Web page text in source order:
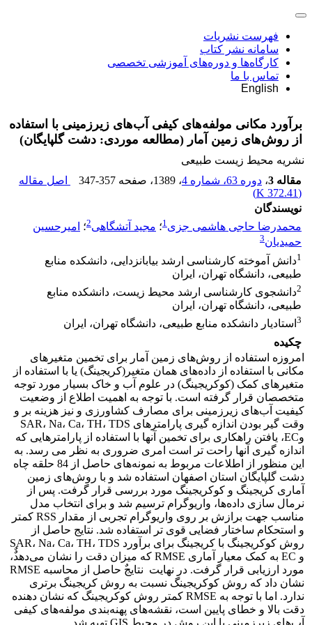
فهرست نشریات
سامانه نشر کتاب
کارگاه‌ها و دوره‌های آموزشی تخصصی
تماس با ما
English
برآورد مکانی مولفه‌های کیفی آب‌های زیرزمینی با استفاده
از روش‌های زمین آمار (مطالعه موردی: دشت گلپایگان)
نشریه محیط زیست طبیعی
مقاله 3
، دوره 63، شماره 4 ، 1389 ، صفحه 347-357
اصل مقاله
(
372.41 K
)
نویسندگان
محمدرضا حاجی هاشمی جزی1؛ مجید آتشگاهی2؛ امیرحسین
حمیدیان3
1دانش آموخته کارشناسی ارشد بیابانزدایی، دانشکده منابع
طبیعی، دانشگاه تهران، ایران
2دانشجوی کارشناسی ارشد محیط زیست، دانشکده منابع
طبیعی، دانشگاه تهران، ایران
3 استادیار دانشکده منابع طبیعی، دانشگاه تهران، ایران
چکیده
امروزه استفاده از روش‌های زمین آمار برای تخمین متغیرهای
مکانی با استفاده از داده‌های همان متغیر(کریجینگ) یا با استفاده از
متغیرهای کمک (کوکریجینگ) در علوم آب و خاک بسیار مورد توجه
متخصصان قرار گرفته است. با توجه به اهمیت اطلاع از وضعیت
کیفیت آب‌‌های زیرزمینی برای مصارف کشاورزی و نیز هزینه بر و
وقت گیر بودن اندازه گیری پارامترهای SAR، Na، Ca، TH، TDS
وEC، یافتن راهکاری برای تخمین آنها با استفاده از پارامترهایی که
اندازه گیری آنها راحت تر است امری ضروری به نظر می رسد. به
این منظور از اطلاعات مربوط به نمونه‌های حاصل از 84 حلقه چاه
دشت گلپایگان استان اصفهان استفاده شد و با روش‌های زمین
آماری کریجینگ و کوکریجینگ مورد بررسی قرار گرفت. پس از
نرمال سازی داده‌ها، واریوگرام ترسیم شد و برای انتخاب مدل
مناسب جهت برازش بر روی واریوگرام تجربی از مقدار RSS کمتر
و استحکام ساختار فضایی قوی تر استفاده شد. نتایج حاصل از
روش کوکریجینگ با کریجینگ برای برآورد SAR، Na، Ca، TH، TDS
و EC به کمک معیار آماری RMSE که میزان دقت را نشان می‌دهد‏‏ٌٌ‏‏‏،
‏‏‏مورد ارزیابی قرار گرفت. در نهایت‏ ‏ نتایج‏‏‏‏ٌ‏ حاصل از محاسبه RMSE
نشان داد که روش کوکریجینگ نسبت به روش کریجینگ برتری
ندارد. اما با توجه به RMSE کمتر روش کوکریجینگ که نشان دهنده
دقت بالا و خطای پایین است، نقشه‌های پهنه‌بندی مولفه‌های کیفی
آب‌های زیرزمینی با این روش در محیط GIS تهیه شد.